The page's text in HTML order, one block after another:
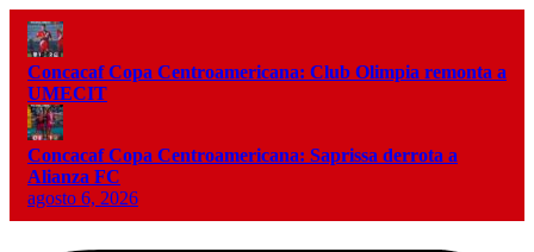
Concacaf Copa Centroamericana: Club Olimpia remonta a
UMECIT
Concacaf Copa Centroamericana: Saprissa derrota a
Alianza FC
agosto 6, 2026